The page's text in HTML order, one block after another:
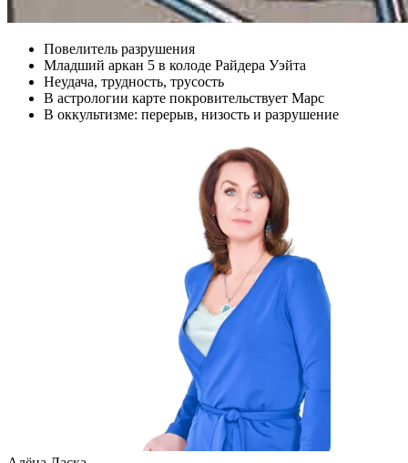
Повелитель разрушения
Младший аркан 5 в колоде Райдера Уэйта
Неудача, трудность, трусость
В астрологии карте покровительствует Марс
В оккультизме: перерыв, низость и разрушение